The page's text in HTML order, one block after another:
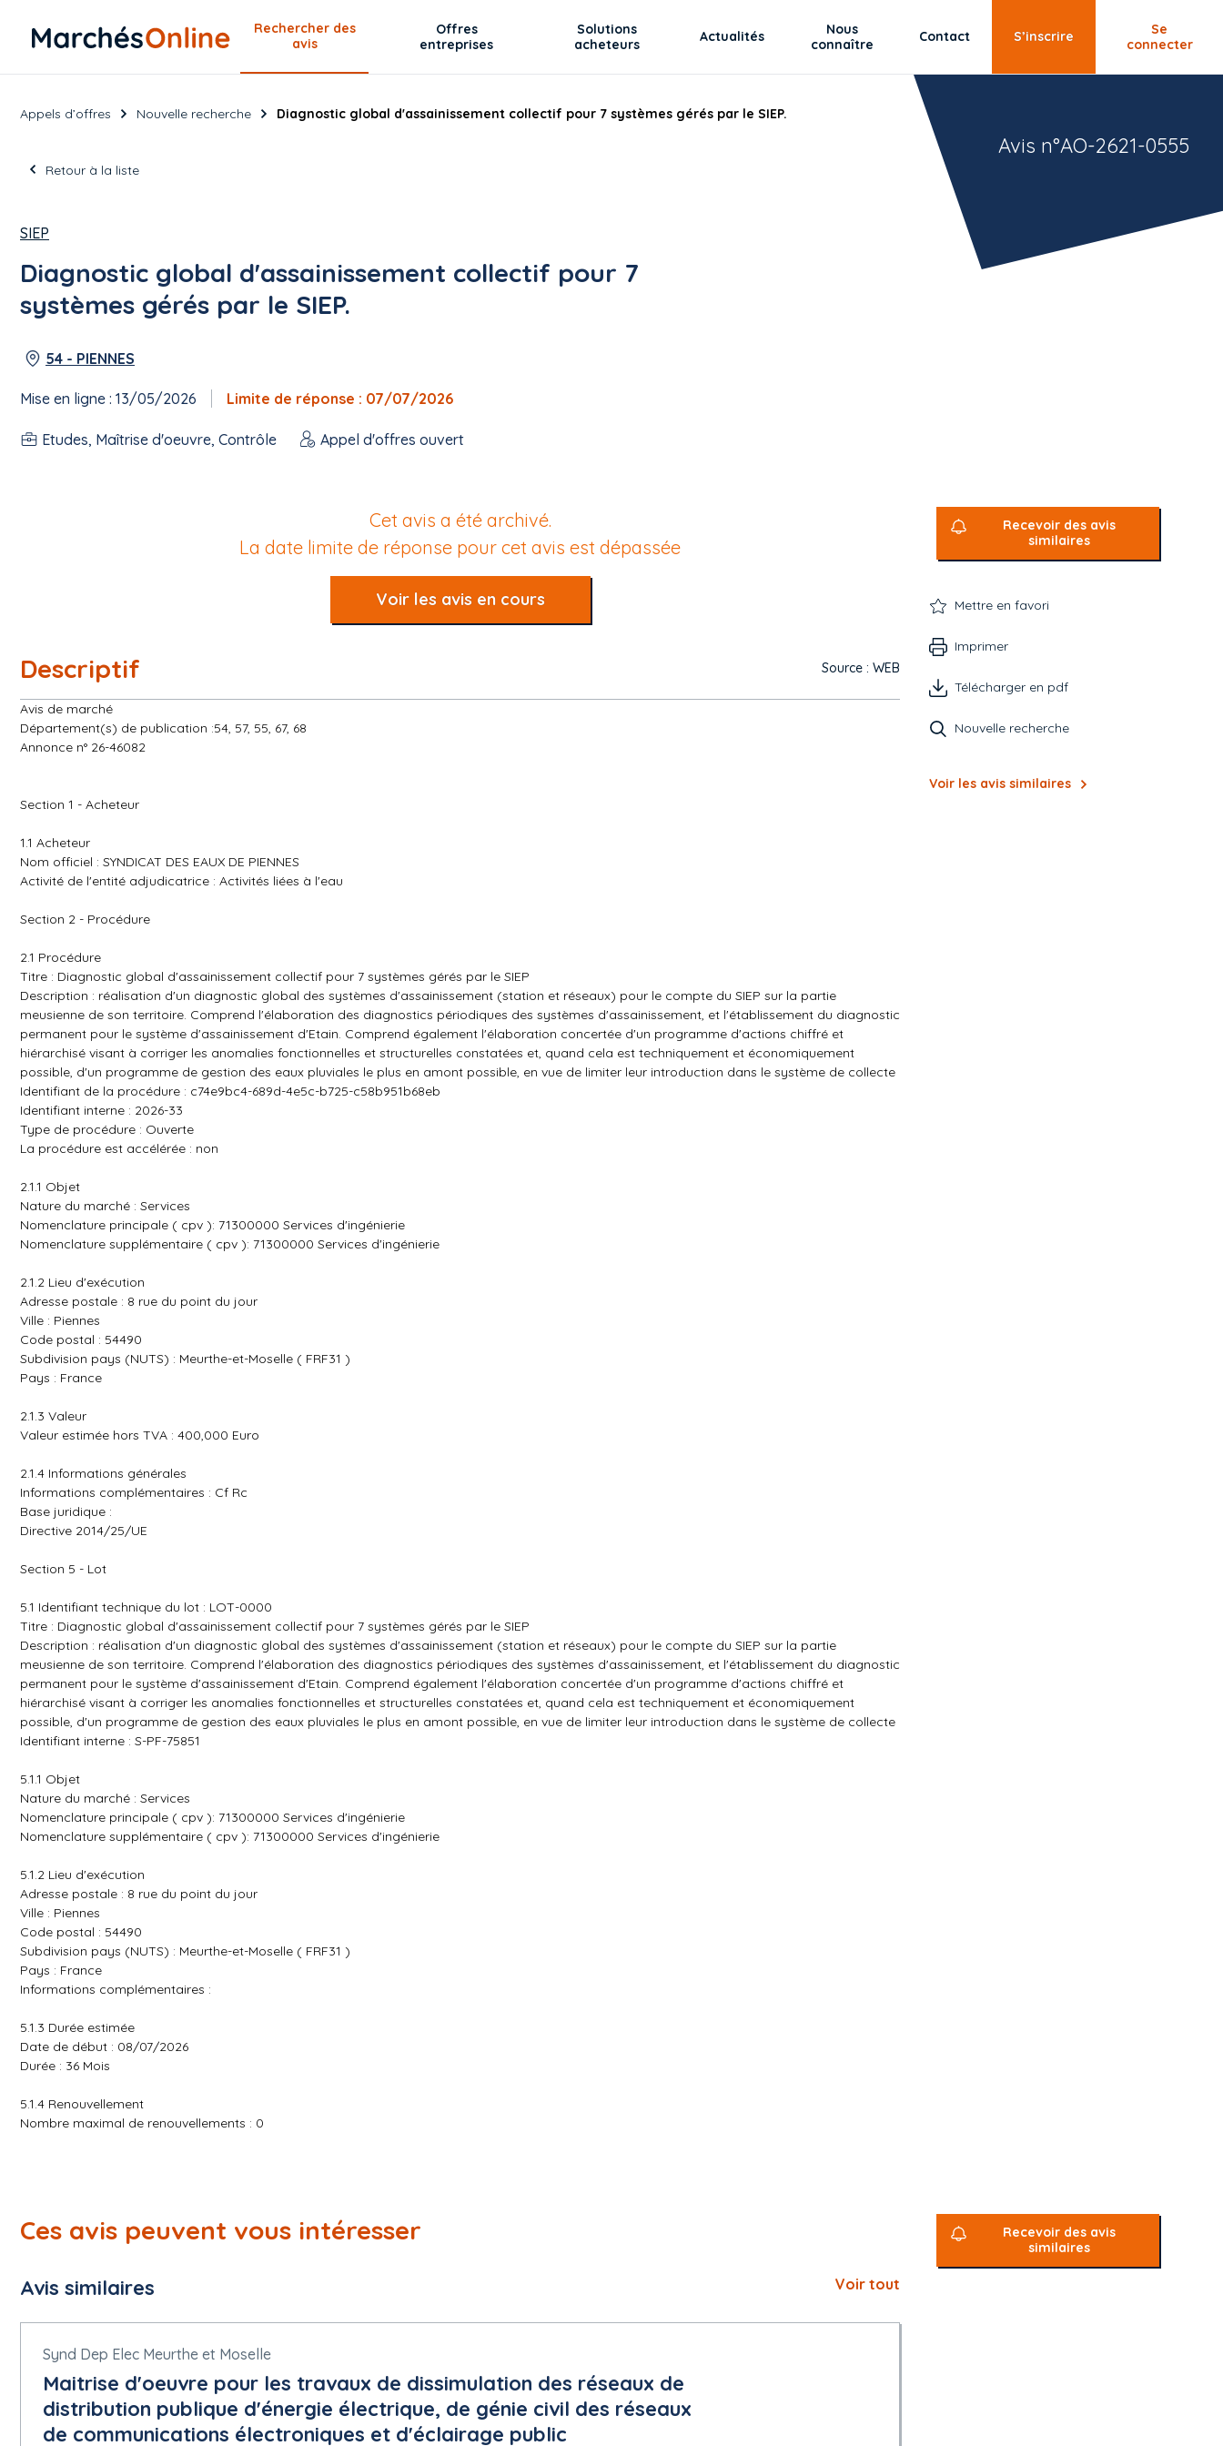
Rechercher des
avis
Offres
entreprises
Solutions
acheteurs
Actualités
Nous
connaître
Contact S’inscrire
Se
connecter
Appels d’offres Nouvelle recherche Diagnostic global d'assainissement collectif pour 7 systèmes gérés par le SIEP.
Retour à la liste
SIEP
Diagnostic global d'assainissement collectif pour 7
systèmes gérés par le SIEP.
54 - PIENNES
Mise en ligne : 13/05/2026 Limite de réponse : 07/07/2026
Etudes, Maîtrise d'oeuvre, Contrôle Appel d'offres ouvert
Avis n°AO-2621-0555
Cet avis a été archivé.
La date limite de réponse pour cet avis est dépassée
Voir les avis en cours
Descriptif Source : WEB
Avis de marché
Département(s) de publication :54, 57, 55, 67, 68
Annonce n° 26-46082
Section 1 - Acheteur
1.1 Acheteur
Nom officiel : SYNDICAT DES EAUX DE PIENNES
Activité de l'entité adjudicatrice : Activités liées à l'eau
Section 2 - Procédure
2.1 Procédure
Titre : Diagnostic global d'assainissement collectif pour 7 systèmes gérés par le SIEP
Description : réalisation d'un diagnostic global des systèmes d'assainissement (station et réseaux) pour le compte du SIEP sur la partie
meusienne de son territoire. Comprend l'élaboration des diagnostics périodiques des systèmes d'assainissement, et l'établissement du diagnostic
permanent pour le système d'assainissement d'Etain. Comprend également l'élaboration concertée d'un programme d'actions chiffré et
hiérarchisé visant à corriger les anomalies fonctionnelles et structurelles constatées et, quand cela est techniquement et économiquement
possible, d'un programme de gestion des eaux pluviales le plus en amont possible, en vue de limiter leur introduction dans le système de collecte
Identifiant de la procédure : c74e9bc4-689d-4e5c-b725-c58b951b68eb
Identifiant interne : 2026-33
Type de procédure : Ouverte
La procédure est accélérée : non
2.1.1 Objet
Nature du marché : Services
Nomenclature principale ( cpv ): 71300000 Services d'ingénierie
Nomenclature supplémentaire ( cpv ): 71300000 Services d'ingénierie
2.1.2 Lieu d'exécution
Adresse postale : 8 rue du point du jour
Ville : Piennes
Code postal : 54490
Subdivision pays (NUTS) : Meurthe-et-Moselle ( FRF31 )
Pays : France
2.1.3 Valeur
Valeur estimée hors TVA : 400,000 Euro
2.1.4 Informations générales
Informations complémentaires : Cf Rc
Base juridique :
Directive 2014/25/UE
Section 5 - Lot
5.1 Identifiant technique du lot : LOT-0000
Titre : Diagnostic global d'assainissement collectif pour 7 systèmes gérés par le SIEP
Description : réalisation d'un diagnostic global des systèmes d'assainissement (station et réseaux) pour le compte du SIEP sur la partie
meusienne de son territoire. Comprend l'élaboration des diagnostics périodiques des systèmes d'assainissement, et l'établissement du diagnostic
permanent pour le système d'assainissement d'Etain. Comprend également l'élaboration concertée d'un programme d'actions chiffré et
hiérarchisé visant à corriger les anomalies fonctionnelles et structurelles constatées et, quand cela est techniquement et économiquement
possible, d'un programme de gestion des eaux pluviales le plus en amont possible, en vue de limiter leur introduction dans le système de collecte
Identifiant interne : S-PF-75851
5.1.1 Objet
Nature du marché : Services
Nomenclature principale ( cpv ): 71300000 Services d'ingénierie
Nomenclature supplémentaire ( cpv ): 71300000 Services d'ingénierie
5.1.2 Lieu d'exécution
Adresse postale : 8 rue du point du jour
Ville : Piennes
Code postal : 54490
Subdivision pays (NUTS) : Meurthe-et-Moselle ( FRF31 )
Pays : France
Informations complémentaires :
5.1.3 Durée estimée
Date de début : 08/07/2026
Durée : 36 Mois
5.1.4 Renouvellement
Nombre maximal de renouvellements : 0
5.1.6 Informations générales
Participation réservée : La participation n'est pas réservée.
Le marché relève de l'accord sur les marchés publics (AMP) : oui
Adresse des documents de marché :https://dl.aws-achat.info//avis/index.cfm?fuseaction=dematEnt.login&type=DCE&IDM=75851
Nom : AW Solutions
5.1.12 Conditions du marché public
Recevoir des avis
similaires
Mettre en favori
Imprimer
Télécharger en pdf
Nouvelle recherche
Voir les avis similaires
Ces avis peuvent vous intéresser
Avis similaires Voir tout
Synd Dep Elec Meurthe et Moselle
Maitrise d'oeuvre pour les travaux de dissimulation des réseaux de
distribution publique d'énergie électrique, de génie civil des réseaux
de communications électroniques et d'éclairage public
Recevoir des avis
similaires